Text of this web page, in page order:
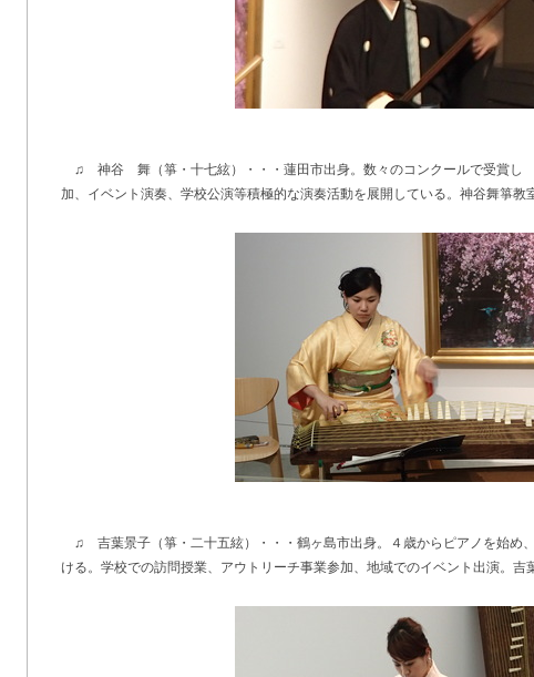
♫ 神谷 舞（箏・十七絃）・・・蓮田市出身。数々のコンクールで受賞し
加、イベント演奏、学校公演等積極的な演奏活動を展開している。神谷舞箏教
♫ 吉葉景子（箏・二十五絃）・・・鶴ヶ島市出身。４歳からピアノを始め
ける。学校での訪問授業、アウトリーチ事業参加、地域でのイベント出演。吉